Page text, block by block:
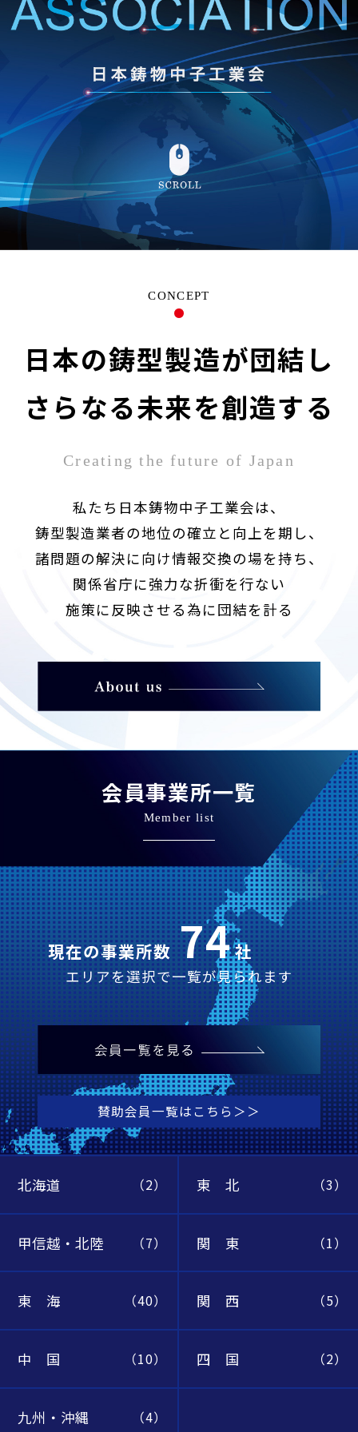
CONCEPT
日本の鋳型製造が団結し
さらなる未来を創造する
Creating the future of Japan
私たち日本鋳物中子工業会は、
鋳型製造業者の地位の確立と向上を期し、
諸問題の解決に向け情報交換の場を持ち、
関係省庁に強力な折衝を行ない
施策に反映させる為に団結を計る
会員事業所一覧
Member list
現在の事業所数74社
エリアを選択で一覧が見られます
賛助会員一覧はこちら＞＞
北海道 （2） 東 北 （3）
甲信越・北陸 （7） 関 東 （1）
東 海 （40） 関 西 （5）
中 国 （10） 四 国 （2）
九州・沖縄 （4）